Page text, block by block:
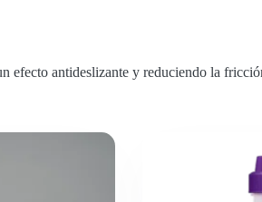
efecto antideslizante y reduciendo la